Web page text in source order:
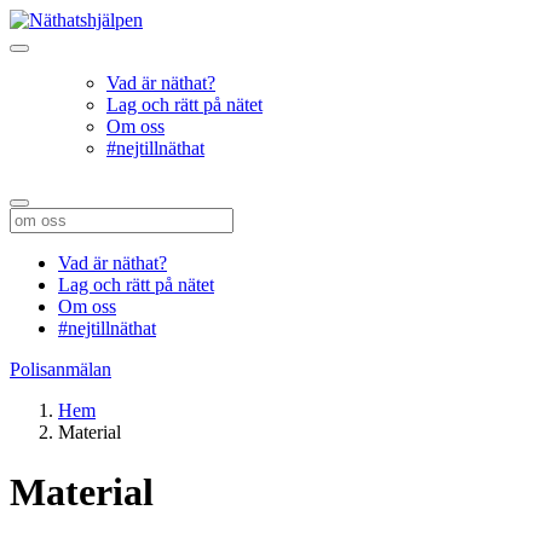
Vad är näthat?
Lag och rätt på nätet
Om oss
#nejtillnäthat
Vad är näthat?
Lag och rätt på nätet
Om oss
#nejtillnäthat
Polisanmälan
Hem
Material
Material